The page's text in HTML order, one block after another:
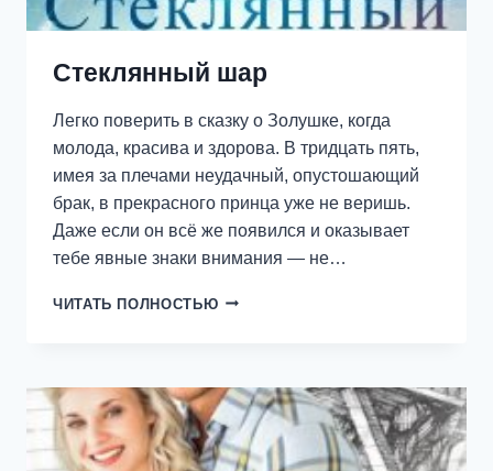
Стеклянный шар
Легко поверить в сказку о Золушке, когда
молода, красива и здорова. В тридцать пять,
имея за плечами неудачный, опустошающий
брак, в прекрасного принца уже не веришь.
Даже если он всё же появился и оказывает
тебе явные знаки внимания — не…
ЧИТАТЬ ПОЛНОСТЬЮ СТЕКЛЯННЫЙ